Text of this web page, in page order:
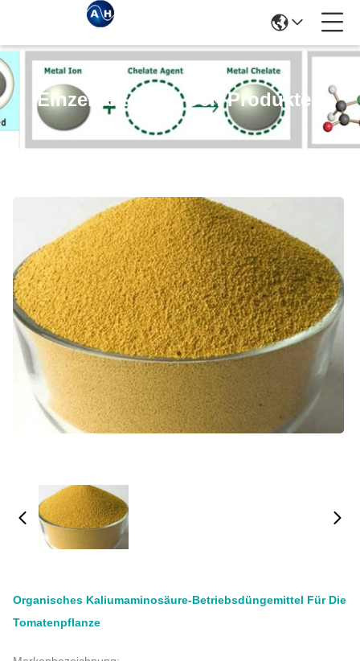
Einzelheiten Zu Den Produkten
Organisches Kaliumaminosäure-Betriebsdüngemittel Für Die
Tomatenpflanze